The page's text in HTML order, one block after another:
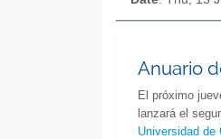
Anuario
El próximo
lanzará el
Universidad de